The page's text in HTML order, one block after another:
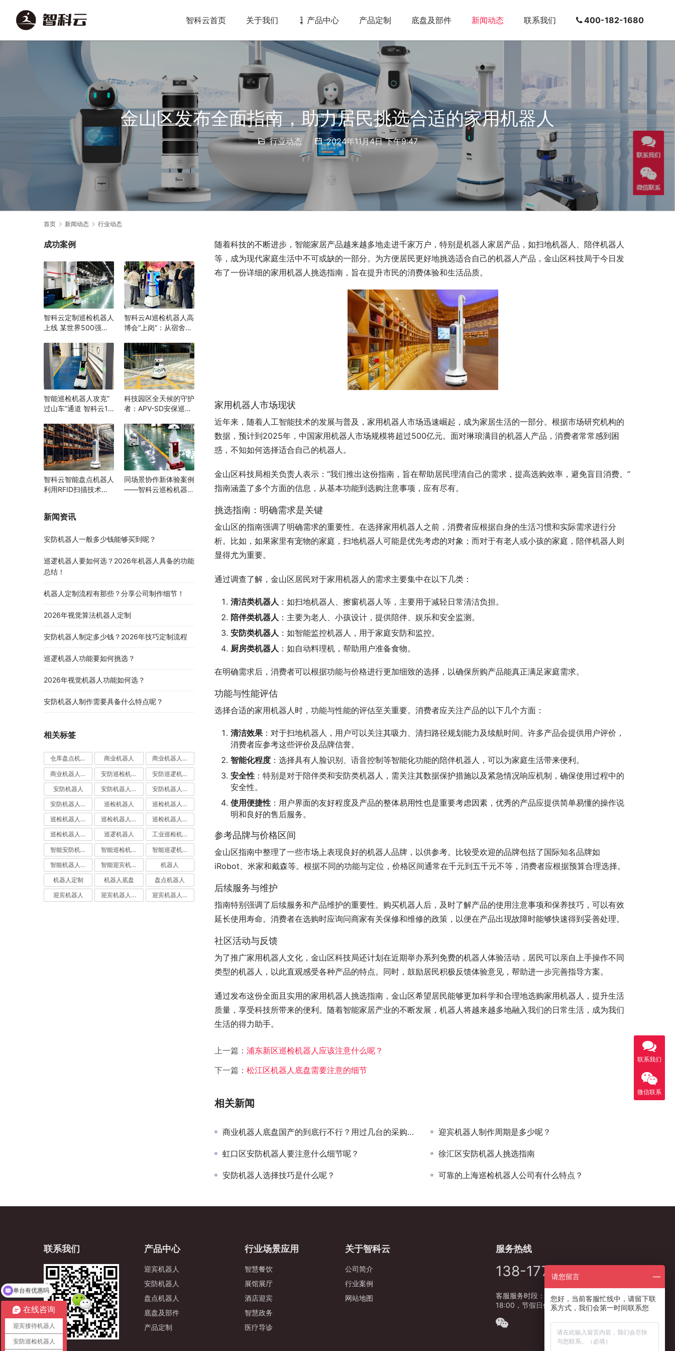
智科云首页 关于我们 产品中心 产品定制 底盘及部件 新闻动态 联系我们 400-182-1680
金山区发布全面指南，助力居民挑选合适的家用机器人
行业动态 2024年11月4日 下午9:47
首页 新闻动态 行业动态
随着科技的不断进步，智能家居产品越来越多地走进千家万户，特别是机器人家居产品，如扫地机器人、陪伴机器人
等，成为现代家庭生活中不可或缺的一部分。为方便居民更好地挑选适合自己的机器人产品，金山区科技局于今日发
布了一份详细的家用机器人挑选指南，旨在提升市民的消费体验和生活品质。
家用机器人市场现状
近年来，随着人工智能技术的发展与普及，家用机器人市场迅速崛起，成为家居生活的一部分。根据市场研究机构的
数据，预计到2025年，中国家用机器人市场规模将超过500亿元。面对琳琅满目的机器人产品，消费者常常感到困
惑，不知如何选择适合自己的机器人。
金山区科技局相关负责人表示：“我们推出这份指南，旨在帮助居民理清自己的需求，提高选购效率，避免盲目消费。”
指南涵盖了多个方面的信息，从基本功能到选购注意事项，应有尽有。
挑选指南：明确需求是关键
金山区的指南强调了明确需求的重要性。在选择家用机器人之前，消费者应根据自身的生活习惯和实际需求进行分
析。比如，如果家里有宠物的家庭，扫地机器人可能是优先考虑的对象；而对于有老人或小孩的家庭，陪伴机器人则
显得尤为重要。
通过调查了解，金山区居民对于家用机器人的需求主要集中在以下几类：
清洁类机器人 ：如扫地机器人、擦窗机器人等，主要用于减轻日常清洁负担。
陪伴类机器人 ：主要为老人、小孩设计，提供陪伴、娱乐和安全监测。
安防类机器人 ：如智能监控机器人，用于家庭安防和监控。
厨房类机器人 ：如自动料理机，帮助用户准备食物。
在明确需求后，消费者可以根据功能与价格进行更加细致的选择，以确保所购产品能真正满足家庭需求。
功能与性能评估
选择合适的家用机器人时，功能与性能的评估至关重要。消费者应关注产品的以下几个方面：
清洁效果 ：对于扫地机器人，用户可以关注其吸力、清扫路径规划能力及续航时间。许多产品会提供用户评价，
消费者应参考这些评价及品牌信誉。
智能化程度 ：选择具有人脸识别、语音控制等智能化功能的陪伴机器人，可以为家庭生活带来便利。
安全性 ：特别是对于陪伴类和安防类机器人，需关注其数据保护措施以及紧急情况响应机制，确保使用过程中的
安全性。
使用便捷性 ：用户界面的友好程度及产品的整体易用性也是重要考虑因素，优秀的产品应提供简单易懂的操作说
明和良好的售后服务。
参考品牌与价格区间
金山区指南中整理了一些市场上表现良好的机器人品牌，以供参考。比较受欢迎的品牌包括了国际知名品牌如
iRobot、米家和戴森等。根据不同的功能与定位，价格区间通常在千元到五千元不等，消费者应根据预算合理选择。
后续服务与维护
指南特别强调了后续服务和产品维护的重要性。购买机器人后，及时了解产品的使用注意事项和保养技巧，可以有效
延长使用寿命。消费者在选购时应询问商家有关保修和维修的政策，以便在产品出现故障时能够快速得到妥善处理。
社区活动与反馈
为了推广家用机器人文化，金山区科技局还计划在近期举办系列免费的机器人体验活动，居民可以亲自上手操作不同
类型的机器人，以此直观感受各种产品的特点。同时，鼓励居民积极反馈体验意见，帮助进一步完善指导方案。
通过发布这份全面且实用的家用机器人挑选指南，金山区希望居民能够更加科学和合理地选购家用机器人，提升生活
质量，享受科技所带来的便利。随着智能家居产业的不断发展，机器人将越来越多地融入我们的日常生活，成为我们
生活的得力助手。
上一篇： 浦东新区巡检机器人应该注意什么呢？
下一篇： 松江区机器人底盘需要注意的细节
相关新闻
商业机器人底盘国产的到底行不行？用过几台的采购说了实话 迎宾机器人制作周期是多少呢？
虹口区安防机器人要注意什么细节呢？ 徐汇区安防机器人挑选指南
安防机器人选择技巧是什么呢？ 可靠的上海巡检机器人公司有什么特点？
成功案例
智科云定制巡检机器人
上线 某世界500强企
隐患，辅助生产管理
智科云AI巡检机器人高
博会“上岗”：从宿舍到
完“最后一公里”
智能巡检机器人攻克”
过山车”通道 智科云1.8
打造安全生产新范例
科技园区全天候的守护
者：APV-SD安保巡逻
智科云智能盘点机器人
利用RFID扫描技术助
同场景协作新体验案例
——智科云巡检机器人
新闻资讯
安防机器人一般多少钱能够买到呢？
巡逻机器人要如何选？2026年机器人具备的功能
总结！
机器人定制流程有那些？分享公司制作细节！
2026年视觉算法机器人定制
安防机器人制定多少钱？2026年技巧定制流程
巡逻机器人功能要如何挑选？
2026年视觉机器人功能如何选？
安防机器人制作需要具备什么特点呢？
相关标签
仓库盘点机器人 商业机器人 商业机器人底盘
商业机器人底盘公司 安防巡检机器人 安防巡逻机器人
安防机器人 安防机器人价格 安防机器人公司
安防机器人定制 巡检机器人 巡检机器人价格
巡检机器人公司 巡检机器人厂家 巡检机器人定制
巡检机器人应用 巡逻机器人 工业巡检机器人
智能安防机器人 智能巡检机器人 智能巡逻机器人
智能机器人定制 智能迎宾机器人 机器人
机器人定制 机器人底盘 盘点机器人
迎宾机器人 迎宾机器人价格 迎宾机器人公司
联系我们 产品中心
迎宾机器人
安防机器人
盘点机器人
底盘及部件
产品定制
行业场景应用
智慧餐饮
展馆展厅
酒店迎宾
智慧政务
医疗导诊
关于智科云
公司简介
行业案例
网站地图
服务热线
138-1778-5627
客服服务时段：周一至周五，9:00 -
18:00，节假日休息
联系我们
微信联系
在线咨询
迎宾接待机器人
安防巡检机器人
可以介绍下你们的产品么
请您留言
您好，当前客服忙线中，请留下联
系方式，我们会第一时间联系您